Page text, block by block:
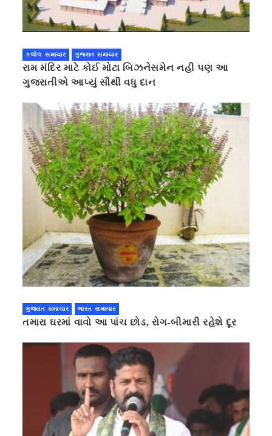
કલોલ સમાચાર ગુજરાત સમાચાર
રામ મંદિર માટે કોઈ મોટા બિઝનેસમેન નહી પણ આ
ગુજરાતીએ આપ્યું સૌથી વધુ દાન
ગુજરાત સમાચાર ભારત સમાચાર
તમારા ઘરમાં વાવો આ પાંચ છોડ, રોગ-બીમારી રહેશે દૂર